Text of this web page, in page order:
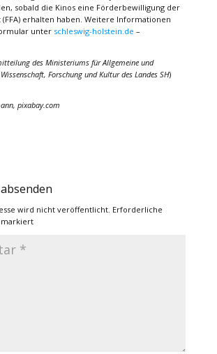
sobald die Kinos eine Förderbewilligung der
erhalten haben. Weitere Informationen
unter schleswig-holstein.de –
des Ministeriums für Allgemeine und
Forschung und Kultur des Landes SH)
pixabay.com
wird nicht veröffentlicht. Erforderliche